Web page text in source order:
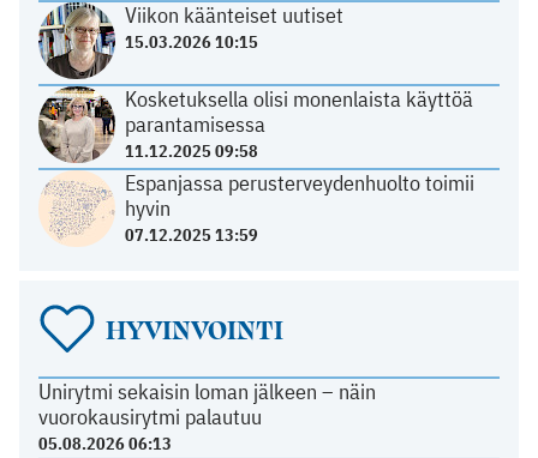
Viikon käänteiset uutiset
15.03.2026 10:15
Kosketuksella olisi monenlaista käyttöä
parantamisessa
11.12.2025 09:58
Espanjassa perusterveydenhuolto toimii
hyvin
07.12.2025 13:59
HYVINVOINTI
Unirytmi sekaisin loman jälkeen – näin
vuorokausirytmi palautuu
05.08.2026 06:13